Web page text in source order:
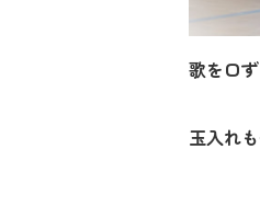
歌を口
玉入れ